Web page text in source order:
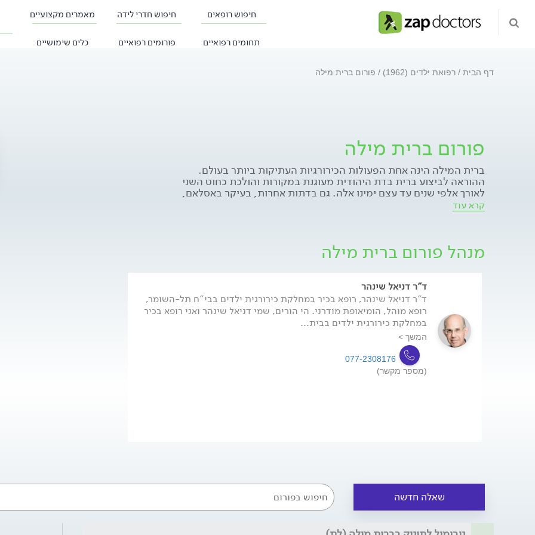
חיפוש רופאים חיפוש חדרי לידה מאמרים מקצועיים
תחומים רפואיים פורומים רפואיים כלים שימושיים
דף הבית רפואת ילדים (1962) פורום ברית מילה
פורום ברית מילה
ברית המילה הינה אחת הפעולות הכירורגיות העתיקות ביותר בעולם.
ההוראה לביצוע ברית בדת היהודית מעוגנת במקורות והולכת כחוט השני
לאורך אלפי שנים עד עצם ימינו אלה. גם בדתות אחרות, בעיקר באסלאם,
מקובל לבצע ברית מילה, אם כי שם הברית מבוצעת בגיל מאוחר יותר. נוצרים
רבים גם כן עוברים ברית מילה עקב בעיות בריאותיות ומטעמי אסתטיקה.
רופאים מוהלים. ברית המילה גורמת לחרדה להורים ומלווה בחששות רבים.
בפורום זה ננסה להפיג את החשש ולענות לשאלות בכל הנוגע לברית, ההכנה
קרא עוד
מנהל פורום ברית מילה
ד"ר דניאל שינהר
ד"ר דניאל שינהר, רופא בכיר במחלקת כירורגית ילדים בבי"ח תל-השומר,
רופא מוהל, הומיאופת מודרני. הי הורים, שמי דניאל שינהר ואני רופא בכיר
במחלקת כירורגית ילדים בבית...
המשך >
077-2308176
(מספר מקשר)
שאלה חדשה